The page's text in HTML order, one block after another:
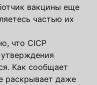
вакцины еще
частью их
что CICP
Как сообщает
раскрывает даже